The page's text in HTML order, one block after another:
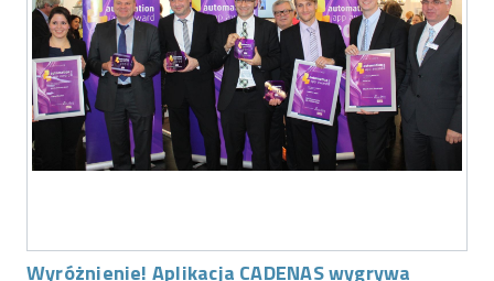
Wyróżnienie! Aplikacja CADENAS wygrywa